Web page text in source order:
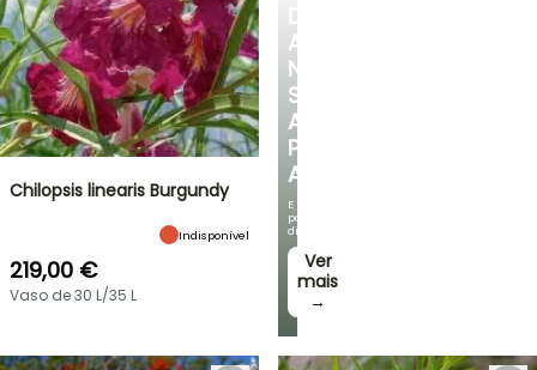
DESCUBRA
A
NOSSA
SELEÇÃO
A
PREÇOS
ACESSÍVEIS
E
poupe
dinheiro!
Ver
mais
→
Chilopsis linearis Burgundy
Indisponível
219,00 €
Vaso de 30 L/35 L